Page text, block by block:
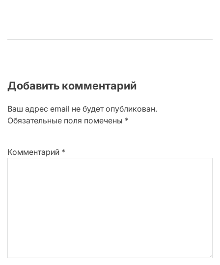
Добавить комментарий
Ваш адрес email не будет опубликован.
Обязательные поля помечены *
Комментарий *